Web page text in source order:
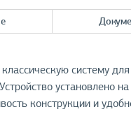
систему
установлено
конструкции и